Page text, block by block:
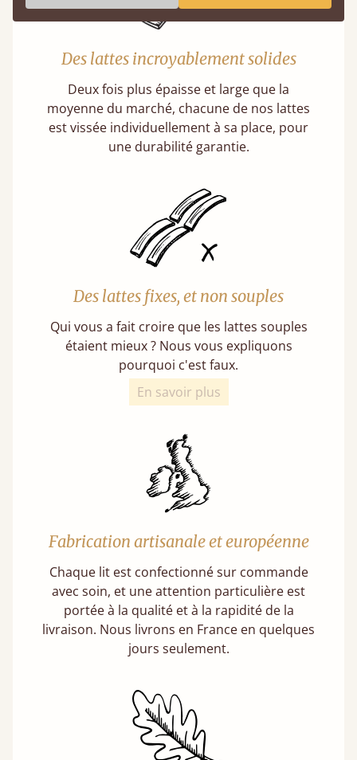
Des lattes incroyablement solides
Deux fois plus épaisse et large que la
moyenne du marché, chacune de nos lattes
est vissée individuellement à sa place, pour
une durabilité garantie.
Des lattes fixes, et non souples
Qui vous a fait croire que les lattes souples
étaient mieux ? Nous vous expliquons
pourquoi c'est faux.
En savoir plus
Fabrication artisanale et européenne
Chaque lit est confectionné sur commande
avec soin, et une attention particulière est
portée à la qualité et à la rapidité de la
livraison. Nous livrons en France en quelques
jours seulement.